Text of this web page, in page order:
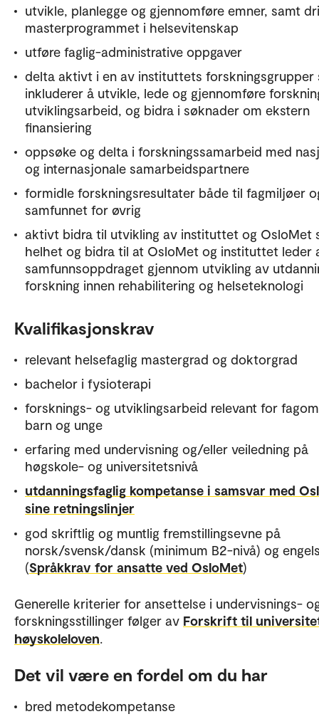
utvikle, planlegge og gjennomføre emner, samt
masterprogrammet i helsevitenskap
utføre faglig-administrative oppgaver
delta aktivt i en av instituttets forskningsgrupper
inkluderer å utvikle, lede og gjennomføre
utviklingsarbeid, og bidra i søknader om ekstern
finansiering
oppsøke og delta i forskningssamarbeid med
og internasjonale samarbeidspartnere
formidle forskningsresultater både til fagmiljøer
samfunnet for øvrig
aktivt bidra til utvikling av instituttet og OsloMet
helhet og bidra til at OsloMet og instituttet leder
samfunnsoppdraget gjennom utvikling av
forskning innen rehabilitering og helseteknologi
Kvalifikasjonskrav
relevant helsefaglig mastergrad og doktorgrad
bachelor i fysioterapi
forsknings- og utviklingsarbeid relevant for
barn og unge
erfaring med undervisning og/eller veiledning på
høgskole- og universitetsnivå
utdanningsfaglig kompetanse i samsvar med
sine retningslinjer
god skriftlig og muntlig fremstillingsevne på
norsk/svensk/dansk (minimum B2-nivå) og
(Språkkrav for ansatte ved OsloMet)
Generelle kriterier for ansettelse i undervisnings-
forskningsstillinger følger av Forskrift til
høyskoleloven.
Det vil være en fordel om du har
bred metodekompetanse